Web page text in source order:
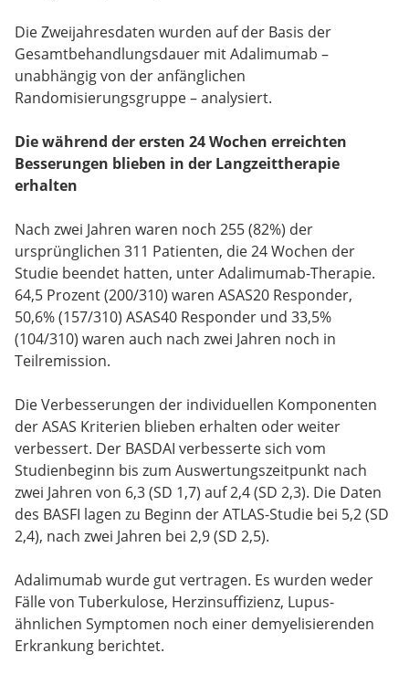
Die Zweijahresdaten wurden auf der Basis der
Gesamtbehandlungsdauer mit Adalimumab –
unabhängig von der anfänglichen
Randomisierungsgruppe – analysiert.
Die während der ersten 24 Wochen erreichten
Besserungen blieben in der Langzeittherapie
erhalten
Nach zwei Jahren waren noch 255 (82%) der
ursprünglichen 311 Patienten, die 24 Wochen der
Studie beendet hatten, unter Adalimumab-Therapie.
64,5 Prozent (200/310) waren ASAS20 Responder,
50,6% (157/310) ASAS40 Responder und 33,5%
(104/310) waren auch nach zwei Jahren noch in
Teilremission.
Die Verbesserungen der individuellen Komponenten
der ASAS Kriterien blieben erhalten oder weiter
verbessert. Der BASDAI verbesserte sich vom
Studienbeginn bis zum Auswertungszeitpunkt nach
zwei Jahren von 6,3 (SD 1,7) auf 2,4 (SD 2,3). Die Daten
des BASFI lagen zu Beginn der ATLAS-Studie bei 5,2 (SD
2,4), nach zwei Jahren bei 2,9 (SD 2,5).
Adalimumab wurde gut vertragen. Es wurden weder
Fälle von Tuberkulose, Herzinsuffizienz, Lupus-
ähnlichen Symptomen noch einer demyelisierenden
Erkrankung berichtet.